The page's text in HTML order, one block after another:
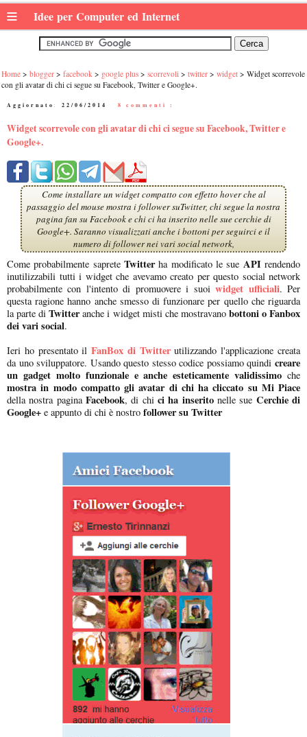
≡ Idee per Computer ed Internet
Home blogger facebook google plus scorrevoli twitter widget
Widget scorrevole
con gli avatar di chi ci segue su Facebook, Twitter e Google+.
Aggiornato: 22/06/2014 8 commenti :
Widget scorrevole con gli avatar di chi ci segue su Facebook, Twitter e
Google+.
Come installare un widget compatto con effetto hover che al
passaggio del mouse mostra i follower suTwitter, chi segue la nostra
pagina fan su Facebook e chi ci ha inserito nelle sue cerchie di
Google+. Saranno visualizzati anche i bottoni per seguirci e il
numero di follower nei vari social network,
Come probabilmente saprete Twitterha modificato le sue APIrendendo
inutilizzabili tutti i widget che avevamo creato per questo social network
probabilmente con l'intento di promuovere i suoiwidget ufficiali. Per
questa ragione hanno anche smesso di funzionare per quello che riguarda
la parte diTwitteranche i widget misti che mostravanobottoni o Fanbox
dei vari social.
Ieri ho presentato ilFanBox di Twitterutilizzando l'applicazione creata
da uno sviluppatore. Usando questo stesso codice possiamo quindi creare
un gadget molto funzionale e anche esteticamente validissimo che
mostra in modo compatto gli avatar di chi ha cliccato su Mi Piace
della nostra pagina Facebook, di chi ci ha inseritonelle sue Cerchie di
Google+ e appunto di chi è nostro follower su Twitter